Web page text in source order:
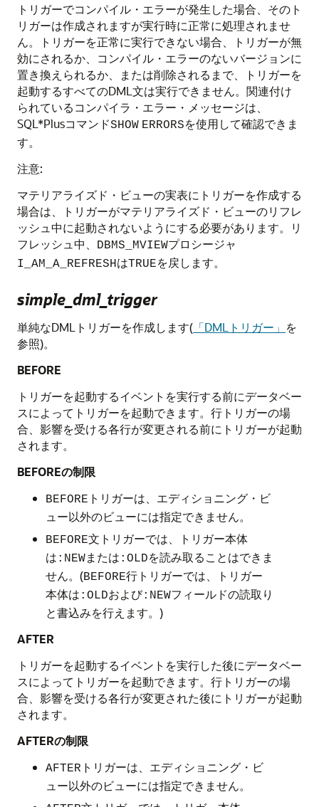
トリガーでコンパイル・エラーが発生した場合、そのト
リガーは作成されますが実行時に正常に処理されませ
ん。トリガーを正常に実行できない場合、トリガーが無
効にされるか、コンパイル・エラーのないバージョンに
置き換えられるか、または削除されるまで、トリガーを
起動するすべてのDML文は実行できません。関連付け
られているコンパイラ・エラー・メッセージは、
SQL*PlusコマンドSHOW ERRORSを使用して確認できま
す。
注意:
マテリアライズド・ビューの実表にトリガーを作成する
場合は、トリガーがマテリアライズド・ビューのリフレ
ッシュ中に起動されないようにする必要があります。リ
フレッシュ中、
DBMS_MVIEWプロシージャ
I_AM_A_REFRESH はTRUEを戻します。
simple_dml_trigger
単純なDMLトリガーを作成します( 「DMLトリガー」 を
参照)。
BEFORE
トリガーを起動するイベントを実行する前にデータベー
スによってトリガーを起動できます。行トリガーの場
合、影響を受ける各行が変更される前にトリガーが起動
されます。
BEFOREの制限
BEFORE トリガーは、エディショニング・ビ
ュー以外のビューには指定できません。
BEFORE文トリガーでは、トリガー本体
は :NEWまたは :OLDを読み取ることはできま
せん。(BEFORE行トリガーでは、トリガー
本体は :OLDおよび:NEWフィールドの読取り
と書込みを行えます。)
AFTER
トリガーを起動するイベントを実行した後にデータベー
スによってトリガーを起動できます。行トリガーの場
合、影響を受ける各行が変更された後にトリガーが起動
されます。
AFTERの制限
AFTER トリガーは、エディショニング・ビ
ュー以外のビューには指定できません。